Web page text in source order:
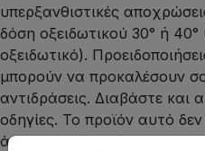
υπερξανθιστικές
δόση οξειδωτικού 30° ή
οξειδωτικό).
μπορούν να προκαλέσουν
αντιδράσεις. Διαβάστε και
οδηγίες. Το προϊόν αυτό
άτομα ηλικίας κάτω των